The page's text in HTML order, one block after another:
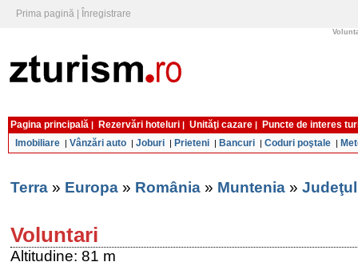
Prima pagină Înregistrare
Pagina principală | Rezervări hoteluri | Unităţi cazare |
Puncte de interes
Imobiliare | Vânzări auto | Joburi | Prieteni | Bancuri | Coduri poştale |
Terra » Europa » România » Muntenia »
Voluntari
Altitudine: 81 m